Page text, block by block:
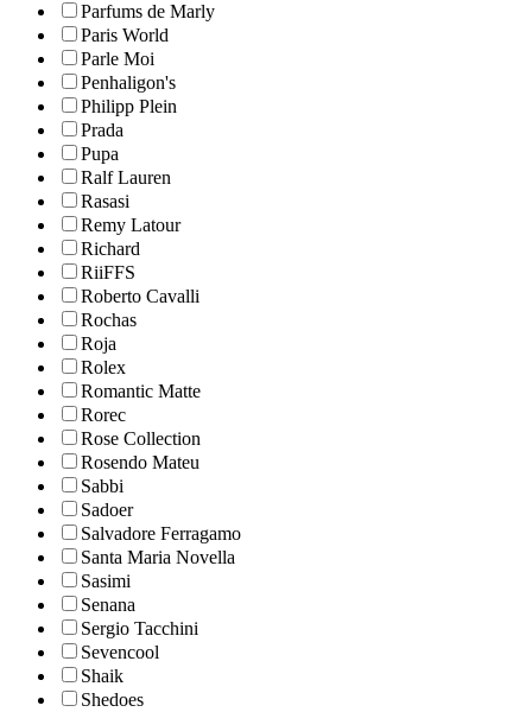
Parfums de Marly
Paris World
Parle Moi
Penhaligon's
Philipp Plein
Prada
Pupa
Ralf Lauren
Rasasi
Remy Latour
Richard
RiiFFS
Roberto Cavalli
Rochas
Roja
Rolex
Romantic Matte
Rorec
Rose Collection
Rosendo Mateu
Sabbi
Sadoer
Salvadore Ferragamo
Santa Maria Novella
Sasimi
Senana
Sergio Tacchini
Sevencool
Shaik
Shedoes